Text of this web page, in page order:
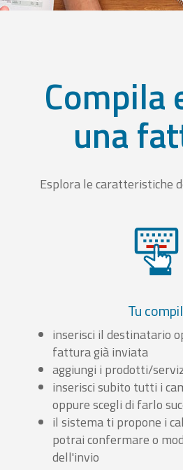
Compila
una
Esplora le caratteristiche
Tu
inserisci il destinatario
fattura già inviata
aggiungi i prodotti/
inserisci subito tutti i
oppure scegli di farlo
il sistema ti propone i
potrai confermare o
dell'invio